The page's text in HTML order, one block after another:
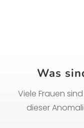
Was
Viele Frauen
dieser